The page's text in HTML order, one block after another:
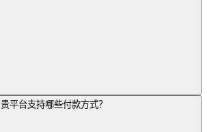
贵平台支持哪些付款方式？